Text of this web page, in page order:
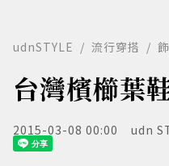
udnSTYLE 流行穿搭
台灣檳櫛葉
2015-03-08 00:00 udn